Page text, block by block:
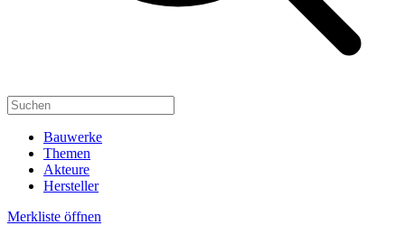
Bauwerke
Themen
Akteure
Hersteller
Merkliste öffnen